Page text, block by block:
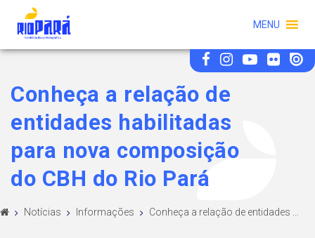
MENU
Conheça a relação de
entidades habilitadas
para nova composição
do CBH do Rio Pará
Notícias Informações Conheça a relação de entidades ...